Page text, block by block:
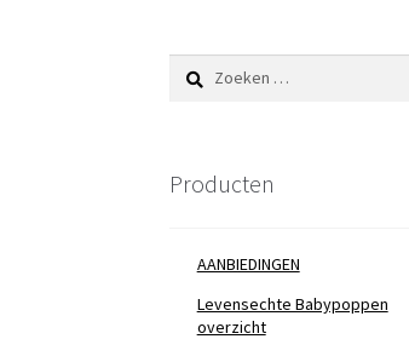
Zoeken
naar:
Producten
AANBIEDINGEN
Levensechte Babypoppen
overzicht